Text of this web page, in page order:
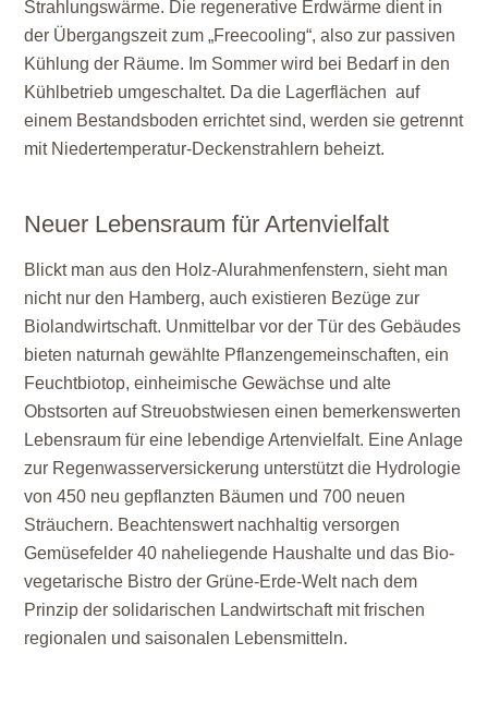
Strahlungswärme. Die regenerative Erdwärme dient in
der Übergangszeit zum „Freecooling“, also zur passiven
Kühlung der Räume. Im Sommer wird bei Bedarf in den
Kühlbetrieb umgeschaltet. Da die Lagerflächen auf
einem Bestandsboden errichtet sind, werden sie getrennt
mit Niedertemperatur-Deckenstrahlern beheizt.
Neuer Lebensraum für Artenvielfalt
Blickt man aus den Holz-Alurahmenfenstern, sieht man
nicht nur den Hamberg, auch existieren Bezüge zur
Biolandwirtschaft. Unmittelbar vor der Tür des Gebäudes
bieten naturnah gewählte Pflanzengemeinschaften, ein
Feuchtbiotop, einheimische Gewächse und alte
Obstsorten auf Streuobstwiesen einen bemerkenswerten
Lebensraum für eine lebendige Artenvielfalt. Eine Anlage
zur Regenwasserversickerung unterstützt die Hydrologie
von 450 neu gepflanzten Bäumen und 700 neuen
Sträuchern. Beachtenswert nachhaltig versorgen
Gemüsefelder 40 naheliegende Haushalte und das Bio-
vegetarische Bistro der Grüne-Erde-Welt nach dem
Prinzip der solidarischen Landwirtschaft mit frischen
regionalen und saisonalen Lebensmitteln.